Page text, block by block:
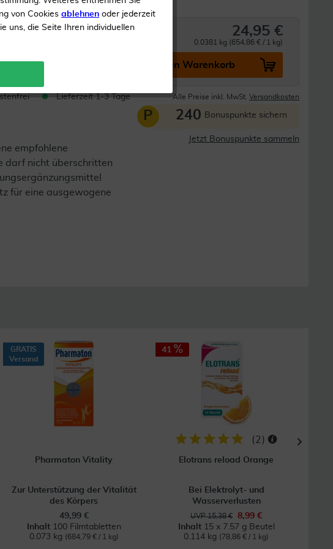
24,95 €
0.0381 kg (654,86 € / 1 kg)
Menge: In den Warenkorb
Lieferzeit 1-3 Tage Alle Preise inkl. MwSt. Versandkosten
P 240 Bonuspunkte sichern
Jetzt Bonuspunkte sammeln
empfohlene
darf nicht überschritten
für eine ausgewogene
GRATIS
Versand
Pharmaton Vitality
Zur Unterstützung der Vitalität
des Körpers
49,99 €
Inhalt 100 Filmtabletten
0.073 kg (684,79 € / 1 kg)
41
(2 )
Elotrans reload Orange
Bei Elektrolyt- und
Wasserverlusten
UVP 15,38 €
8,99 €
Inhalt 15 x 7.57 g Beutel
0.114 kg (78,86 € / 1 kg)
von Cookies ablehnen oder jederzeit
uns, die Seite Ihren individuellen